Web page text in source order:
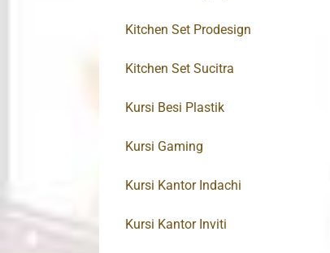
Kitchen Set Prodesign
Kitchen Set Sucitra
Kursi Besi Plastik
Kursi Gaming
Kursi Kantor Indachi
Kursi Kantor Inviti